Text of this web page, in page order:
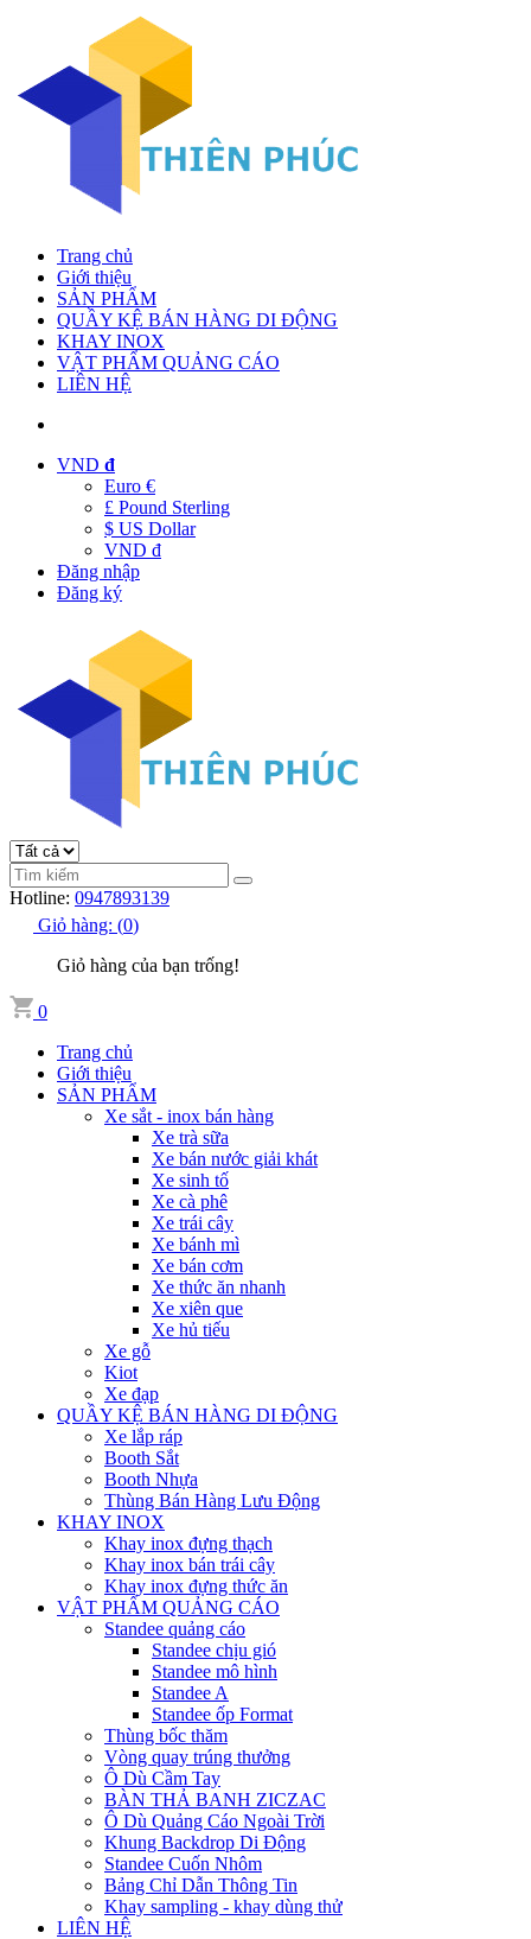
Trang chủ
Giới thiệu
SẢN PHẨM
QUẦY KỆ BÁN HÀNG DI ĐỘNG
KHAY INOX
VẬT PHẨM QUẢNG CÁO
LIÊN HỆ
VND đ
Euro €
£ Pound Sterling
$ US Dollar
VND đ
Đăng nhập
Đăng ký
Hotline: 0947893139
Giỏ hàng: (0)
Giỏ hàng của bạn trống!
0
Trang chủ
Giới thiệu
SẢN PHẨM
Xe sắt - inox bán hàng
Xe trà sữa
Xe bán nước giải khát
Xe sinh tố
Xe cà phê
Xe trái cây
Xe bánh mì
Xe bán cơm
Xe thức ăn nhanh
Xe xiên que
Xe hủ tiếu
Xe gỗ
Kiot
Xe đạp
QUẦY KỆ BÁN HÀNG DI ĐỘNG
Xe lắp ráp
Booth Sắt
Booth Nhựa
Thùng Bán Hàng Lưu Động
KHAY INOX
Khay inox đựng thạch
Khay inox bán trái cây
Khay inox đựng thức ăn
VẬT PHẨM QUẢNG CÁO
Standee quảng cáo
Standee chịu gió
Standee mô hình
Standee A
Standee ốp Format
Thùng bốc thăm
Vòng quay trúng thưởng
Ô Dù Cầm Tay
BÀN THẢ BANH ZICZAC
Ô Dù Quảng Cáo Ngoài Trời
Khung Backdrop Di Động
Standee Cuốn Nhôm
Bảng Chỉ Dẫn Thông Tin
Khay sampling - khay dùng thử
LIÊN HỆ